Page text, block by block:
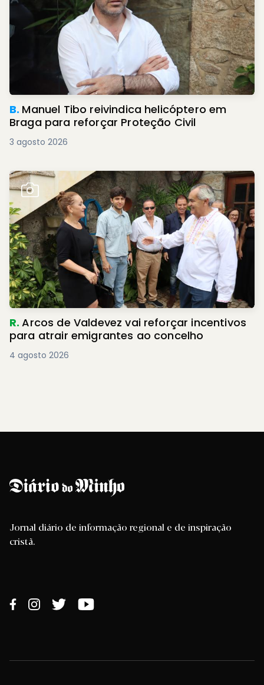
B. Manuel Tibo reivindica helicóptero em
Braga para reforçar Proteção Civil
3 agosto 2026
R.Arcos de Valdevez vai reforçar incentivos
para atrair emigrantes ao concelho
4 agosto 2026
Jornal diário de informação regional e de inspiração
cristã.